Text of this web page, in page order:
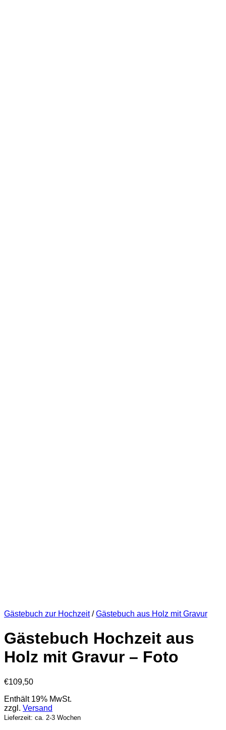
Gästebuch zur Hochzeit / Gästebuch aus Holz mit Gravur
Gästebuch Hochzeit aus
Holz mit Gravur – Foto
€109,50
Enthält 19% MwSt.
zzgl. Versand
Lieferzeit: ca. 2-3 Wochen